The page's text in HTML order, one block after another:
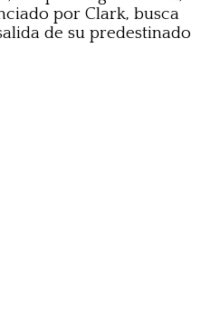
por Clark, busca
de su predestinado